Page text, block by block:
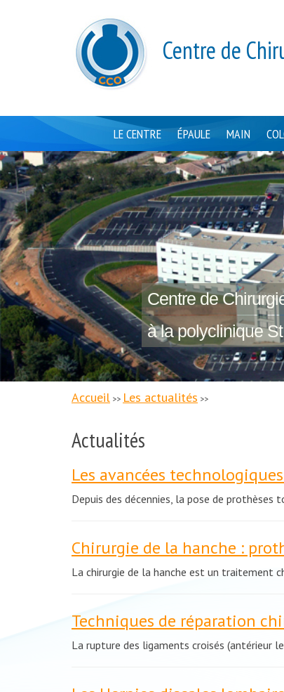
Centre de
LE CENTRE ÉPAULE MAIN
Centre de
à la polyclinique
Accueil >> Les actualités >>
Actualités
Les avancées
Depuis des décennies, la pose de prothèses
Chirurgie de la hanche :
La chirurgie de la hanche est un traitement
Techniques de réparation
La rupture des ligaments croisés (antérieur